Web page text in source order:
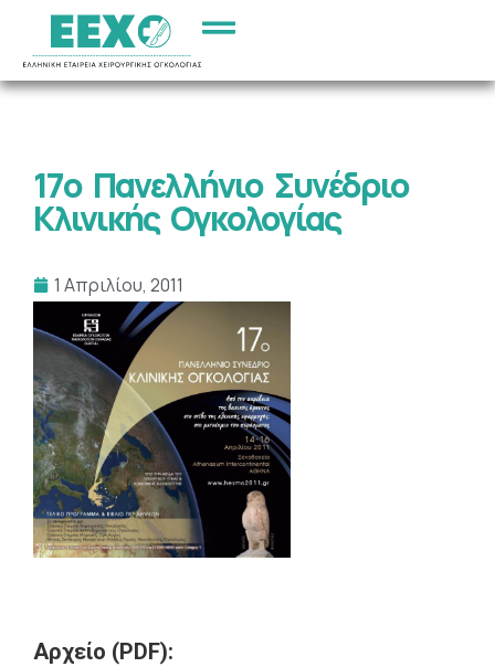
17ο Πανελλήνιο Συνέδριο
Κλινικής Ογκολογίας
1 Απριλίου, 2011
Αρχείο (PDF):